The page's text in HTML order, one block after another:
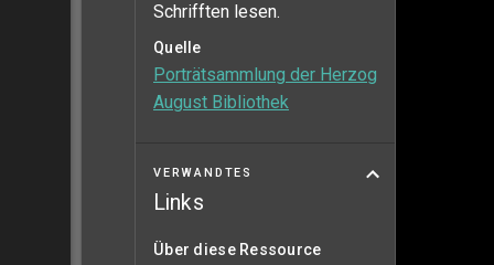
Schrifften lesen.
Quelle
Porträtsammlung der Herzog
August Bibliothek
VERWANDTES
Links
Über diese Ressource